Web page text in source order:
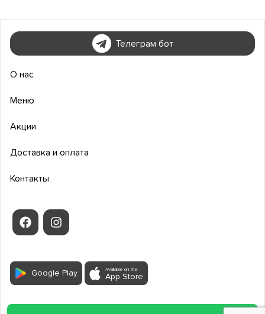
Телеграм бот
О нас
Меню
Акции
Доставка и оплата
Контакты
Google Play Available on the
App Store